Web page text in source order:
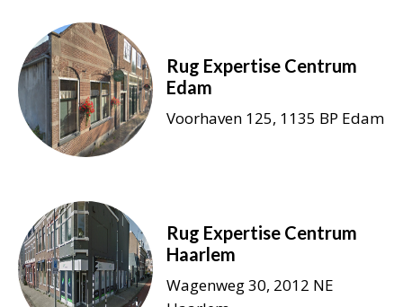
Rug Expertise Centrum
Edam
Voorhaven 125, 1135 BP Edam
Rug Expertise Centrum
Haarlem
Wagenweg 30, 2012 NE